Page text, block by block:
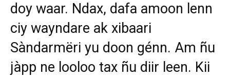
doy waar. Ndax, dafa amoon lenn
ciy wayndare ak xibaari
Sàndarmëri yu doon génn. Am ñu
jàpp ne looloo tax ñu diir leen. Kii